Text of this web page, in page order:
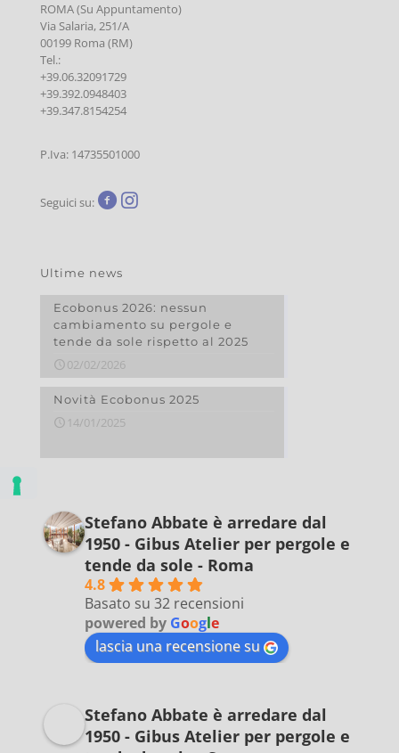
ROMA (Su Appuntamento)
Via Salaria, 251/A
00199 Roma (RM)
Tel.:
+39.06.32091729
+39.392.0948403
+39.347.8154254
P.Iva: 14735501000
Seguici su:
Ultime news
Ecobonus 2026: nessun
cambiamento su pergole e
tende da sole rispetto al 2025
02/02/2026
Novità Ecobonus 2025
14/01/2025
Stefano Abbate è arredare dal
1950 - Gibus Atelier per pergole e
tende da sole - Roma
4.8
Basato su 32 recensioni
powered by Google
lascia una recensione su
Stefano Abbate è arredare dal
1950 - Gibus Atelier per pergole e